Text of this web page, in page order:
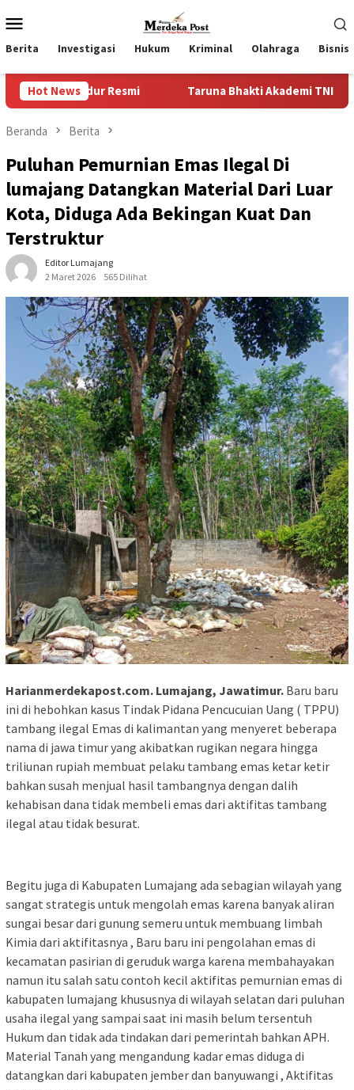
ke
kontenMobile
Berita Investigasi Hukum Kriminal Olahraga Bisnis
Hot News
Resmi Taruna Bhakti Akademi TNI 2026 Tanamkan
Beranda Berita
Puluhan Pemurnian Emas Ilegal Di
lumajang Datangkan Material Dari Luar
Kota, Diduga Ada Bekingan Kuat Dan
Terstruktur
Editor Lumajang
2 Maret 2026
565 Dilihat
Harianmerdekapost.com. Lumajang, Jawatimur. Baru baru
ini di hebohkan kasus Tindak Pidana Pencucuian Uang ( TPPU)
tambang ilegal Emas di kalimantan yang menyeret beberapa
nama di jawa timur yang akibatkan rugikan negara hingga
triliunan rupiah membuat pelaku tambang emas ketar ketir
bahkan susah menjual hasil tambangnya dengan dalih
kehabisan dana tidak membeli emas dari aktifitas tambang
ilegal atau tidak besurat.
Begitu juga di Kabupaten Lumajang ada sebagian wilayah yang
sangat strategis untuk mengolah emas karena banyak aliran
sungai besar dari gunung semeru untuk membuang limbah
Kimia dari aktifitasnya , Baru baru ini pengolahan emas di
kecamatan pasirian di geruduk warga karena membahayakan
namun itu salah satu contoh kecil aktifitas pemurnian emas di
kabupaten lumajang khususnya di wilayah selatan dari puluhan
usaha ilegal yang sampai saat ini masih belum tersentuh
Hukum dan tidak ada tindakan dari pemerintah bahkan APH.
Material Tanah yang mengandung kadar emas diduga di
datangkan dari kabupaten jember dan banyuwangi , Aktifitas